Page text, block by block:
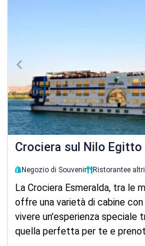
Crociera sul Nilo Egitto
Negozio di Souvenir Ristorantee altri
La Crociera Esmeralda, tra le
offre una varietà di cabine
vivere un'esperienza speciale
quella perfetta per te e